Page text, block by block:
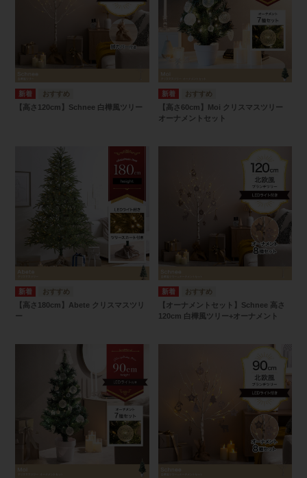
【高さ120cm】Schnee 白樺風ツリー
【高さ60cm】Moi クリスマスツリー
オーナメントセット
【高さ180cm】Abete クリスマスツリ
ー
【オーナメントセット】Schnee 高さ
120cm 白樺風ツリー+オーナメント